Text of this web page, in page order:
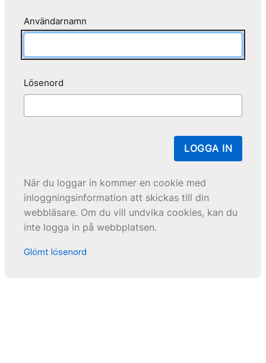
Användarnamn
Lösenord
LOGGA IN
När du loggar in kommer en cookie med
inloggningsinformation att skickas till din
webbläsare. Om du vill undvika cookies, kan du
inte logga in på webbplatsen.
Glömt lösenord